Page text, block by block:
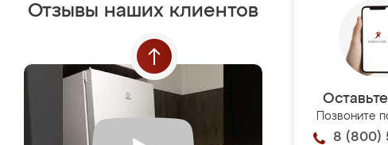
Отзывы наших клиентов
Позвоните
8 (800)